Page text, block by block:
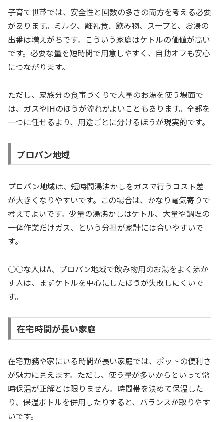
子育て世帯では、安全性と回数の多さの両方を考える必要
があります。ミルク、離乳食、飲み物、スープと、お湯の
出番は増えがちです。こういう家庭はケトルの価値が高い
です。必要な量を短時間で用意しやすく、自動オフも安心
につながります。
ただし、家族分の食事づくりで大量のお湯を使う場面で
は、ガスやIHのほうが流れがよいこともあります。全部を
一つに任せるより、用途ごとに分けるほうが現実的です。
プロパン地域
プロパン地域は、短時間湯沸かしをガスで行うコスト差
が大きくなりやすいです。この場合は、かなり電気寄りで
考えてよいです。少量の湯沸かしはケトル、大量や調理の
一体作業だけガス、という分担が家計には合いやすいで
す。
○○な人はA、プロパン地域で飲み物用のお湯をよく沸か
す人は、まずケトルを中心にしたほうが失敗しにくいで
す。
在宅時間が長い家庭
在宅勤務や家にいる時間が長い家庭では、ポットの便利さ
が魅力に見えます。ただし、使う量が多いからといって常
時保温が正解とは限りません。時間帯を決めて保温した
り、保温ボトルを併用したりすると、バランスが取りやす
いです。